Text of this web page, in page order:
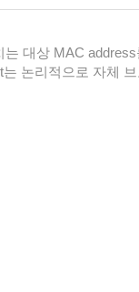
대상 MAC
논리적으로 자체